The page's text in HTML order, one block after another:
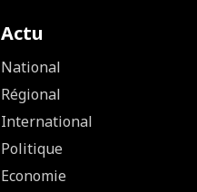
Actu
National
Régional
International
Politique
Economie